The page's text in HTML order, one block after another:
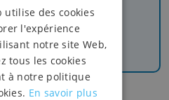
pour ne rien manquer
et de nos émissions
utilise des cookies
l'expérience
notre site Web,
tous les cookies
à notre politique
En savoir plus